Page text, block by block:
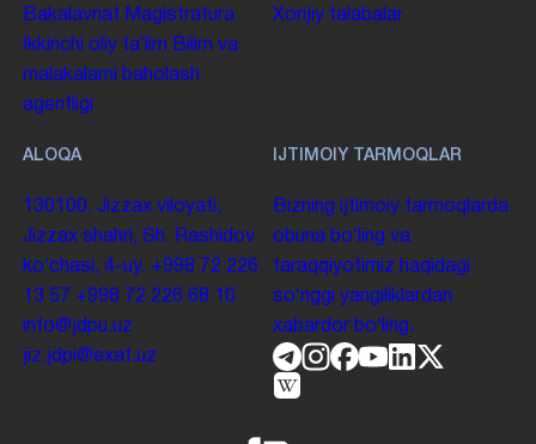
Bakalavriat Magistratura
Ikkinchi oliy taʼlim Bilim va
malakalarni baholash
agentligi
Xorijiy talabalar
ALOQA
130100. Jizzax viloyati,
Jizzax shahri, Sh. Rashidov
koʻchasi, 4-uy. +998 72 226
13 57 +998 72 226 68 10
info@jdpu.uz
jiz.jdpi@exat.uz
IJTIMOIY TARMOQLAR
Bizning ijtimoiy tarmoqlarda
obuna boʻling va
taraqqiyotimiz haqidagi
soʻnggi yangiliklardan
xabardor boʻling.